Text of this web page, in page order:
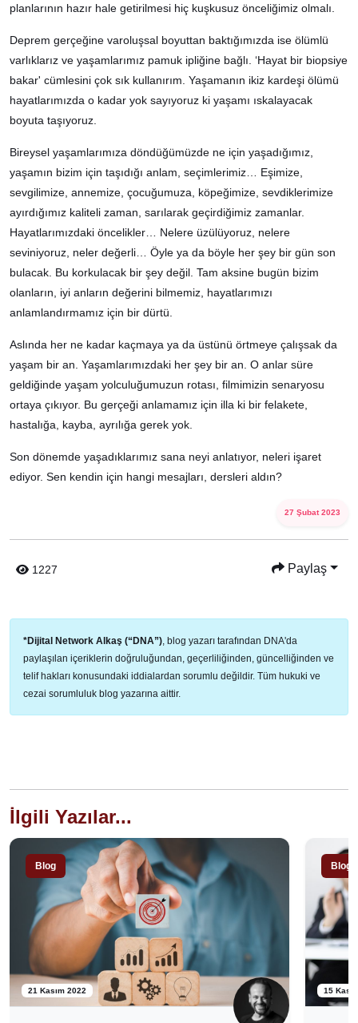
planlarının hazır hale getirilmesi hiç kuşkusuz önceliğimiz olmalı.
Deprem gerçeğine varoluşsal boyuttan baktığımızda ise ölümlü
varlıklarız ve yaşamlarımız pamuk ipliğine bağlı. ‘Hayat bir biopsiye
bakar' cümlesini çok sık kullanırım. Yaşamanın ikiz kardeşi ölümü
hayatlarımızda o kadar yok sayıyoruz ki yaşamı ıskalayacak
boyuta taşıyoruz.
Bireysel yaşamlarımıza döndüğümüzde ne için yaşadığımız,
yaşamın bizim için taşıdığı anlam, seçimlerimiz… Eşimize,
sevgilimize, annemize, çocuğumuza, köpeğimize, sevdiklerimize
ayırdığımız kaliteli zaman, sarılarak geçirdiğimiz zamanlar.
Hayatlarımızdaki öncelikler… Nelere üzülüyoruz, nelere
seviniyoruz, neler değerli… Öyle ya da böyle her şey bir gün son
bulacak. Bu korkulacak bir şey değil. Tam aksine bugün bizim
olanların, iyi anların değerini bilmemiz, hayatlarımızı
anlamlandırmamız için bir dürtü.
Aslında her ne kadar kaçmaya ya da üstünü örtmeye çalışsak da
yaşam bir an. Yaşamlarımızdaki her şey bir an. O anlar süre
geldiğinde yaşam yolculuğumuzun rotası, filmimizin senaryosu
ortaya çıkıyor. Bu gerçeği anlamamız için illa ki bir felakete,
hastalığa, kayba, ayrılığa gerek yok.
Son dönemde yaşadıklarımız sana neyi anlatıyor, neleri işaret
ediyor. Sen kendin için hangi mesajları, dersleri aldın?
27 Şubat 2023
1227 Paylaş
*Dijital Network Alkaş (“DNA”), blog yazarı tarafından DNA'da
paylaşılan içeriklerin doğruluğundan, geçerliliğinden, güncelliğinden ve
telif hakları konusundaki iddialardan sorumlu değildir. Tüm hukuki ve
cezai sorumluluk blog yazarına aittir.
İlgili Yazılar...
Blog
21 Kasım 2022
Blog
15